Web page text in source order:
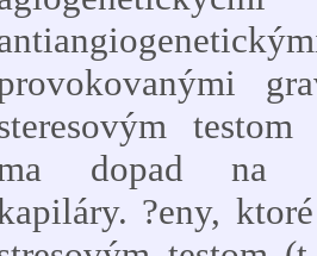
dopad na
?eny,